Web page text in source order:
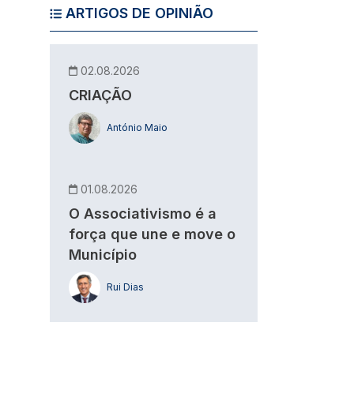
ARTIGOS DE OPINIÃO
02.08.2026
CRIAÇÃO
António Maio
01.08.2026
O Associativismo é a
força que une e move o
Município
Rui Dias